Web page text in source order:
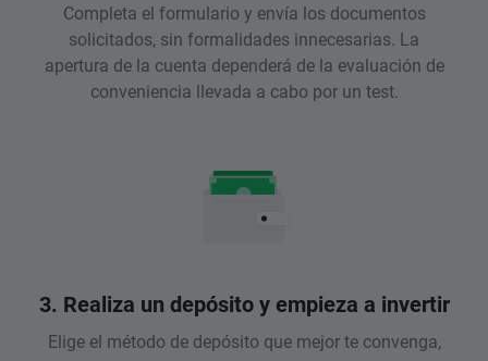
Completa el formulario y envía los documentos
solicitados, sin formalidades innecesarias. La
apertura de la cuenta dependerá de la evaluación de
conveniencia llevada a cabo por un test.
3. Realiza un depósito y empieza a invertir
Elige el método de depósito que mejor te convenga,